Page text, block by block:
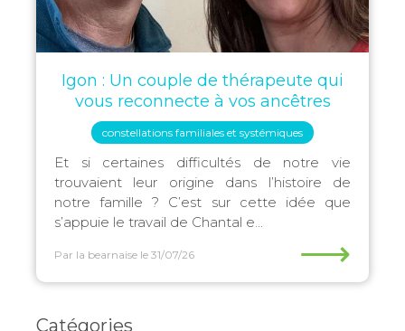
Igon : Un couple de thérapeute qui
vous reconnecte à vos ancêtres
constellations familiales et systémiques
Et si certaines difficultés de notre vie
trouvaient leur origine dans l’histoire de
notre famille ? C’est sur cette idée que
s’appuie le travail de Chantal e...
Par la bearnaise le 31/07/26 ⟶
Catégories